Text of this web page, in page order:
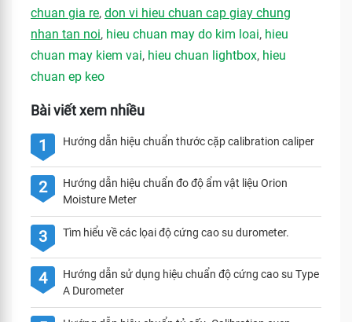
chuan gia re, don vi hieu chuan cap giay chung
nhan tan noi, hieu chuan may do kim loai, hieu
chuan may kiem vai, hieu chuan lightbox, hieu
chuan ep keo
Bài viết xem nhiều
1 Hướng dẫn hiệu chuẩn thước cặp calibration caliper
2
Hướng dẫn hiệu chuẩn đo độ ẩm vật liệu Orion
Moisture Meter
3 Tìm hiểu về các lọai độ cứng cao su durometer.
4
Hướng dẫn sử dụng hiệu chuẩn độ cứng cao su Type
A Durometer